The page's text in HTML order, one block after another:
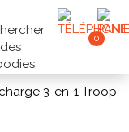
0
3-en-1 Troop